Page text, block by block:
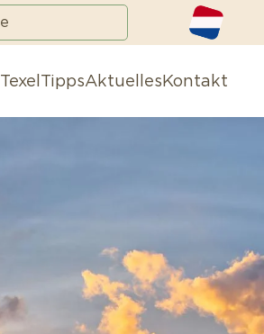
TexelTippsAktuelles Kontakt